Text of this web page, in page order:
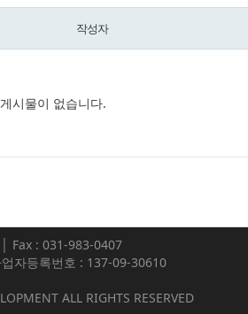
작성자
게시물이 없습니다.
Fax : 031-983-0407
자등록번호 : 137-09-30610
ALL RIGHTS RESERVED